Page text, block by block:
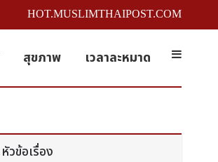
HOT.MUSLIMTHAIPOST.COM
สุขภาพ เวลาละหมาด
หัวข้อเรื่อง